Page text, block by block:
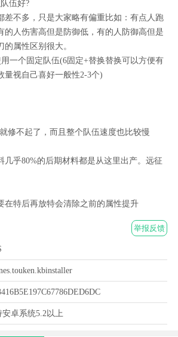
伍好?
差不多，只是大家略有偏重比如：有点人跑
的人伤害高但是防御低，有的人防御高但是
属性区别很大。
一个固定队伍(6固定+替换替换可以方便有
量视自己喜好一般性2-3个)
修不起了，而且整个队伍速度也比较慢
几乎80%的后期材料都是从这里出产。远征
在特后再放特会清除之前的属性提升
举报反馈
卓系统5.2以上